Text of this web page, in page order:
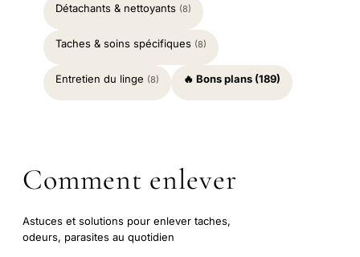
Détachants & nettoyants (8)
Taches & soins spécifiques (8)
Entretien du linge (8) 🔥 Bons plans (189)
Comment enlever
Astuces et solutions pour enlever taches,
odeurs, parasites au quotidien